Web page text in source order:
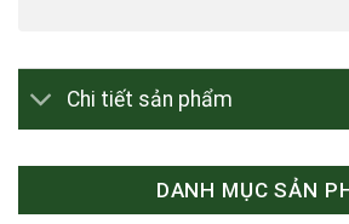
Chi tiết sản phẩm
DANH MỤC SẢN